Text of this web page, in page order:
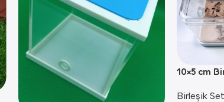
10×5 cm
Birleşik